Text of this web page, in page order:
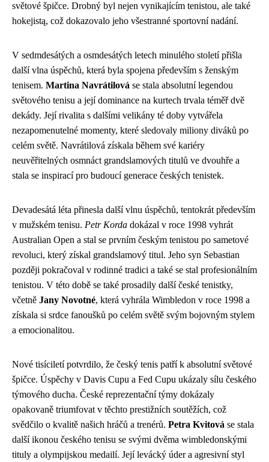
světové špičce. Drobný byl nejen vynikajícím tenistou, ale také
hokejistą, což dokazovalo jeho všestranné sportovní nadání.
V sedmdesátých a osmdesátých letech minulého století přišla
další vlna úspěchů, která byla spojena především s ženským
tenisem. Martina Navrátilová se stala absolutní legendou
světového tenisu a její dominance na kurtech trvala téměř dvě
dekády. Její rivalita s dalšími velikány té doby vytvářela
nezapomenutelné momenty, které sledovaly miliony diváků po
celém světě. Navrátilová získala během své kariéry
neuvěřitelných osmnáct grandslamových titulů ve dvouhře a
stala se inspirací pro budoucí generace českých tenistek.
Devadesátá léta přinesla další vlnu úspěchů, tentokrát především
v mužském tenisu. Petr Korda dokázal v roce 1998 vyhrát
Australian Open a stal se prvním českým tenistou po sametové
revoluci, který získal grandslamový titul. Jeho syn Sebastian
později pokračoval v rodinné tradici a také se stal profesionálním
tenistou. V této době se také prosadily další české tenistky,
včetně Jany Novotné, která vyhrála Wimbledon v roce 1998 a
získala si srdce fanoušků po celém světě svým bojovným stylem
a emocionalitou.
Nové tisíciletí potvrdilo, že český tenis patří k absolutní světové
špičce. Úspěchy v Davis Cupu a Fed Cupu ukázaly sílu českého
týmového ducha. České reprezentační týmy dokázaly
opakovaně triumfovat v těchto prestižních soutěžích, což
svědčilo o kvalitě našich hráčů a trenérů. Petra Kvitová se stala
další ikonou českého tenisu se svými dvěma wimbledonskými
tituly a olympijskou medailí. Její levácký úder a agresivní styl